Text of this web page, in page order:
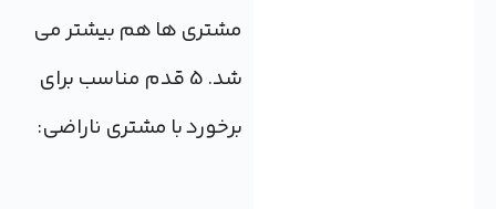
مشتری ها هم بیشتر می
شد. 5 قدم مناسب برای
برخورد با مشتری ناراضی: